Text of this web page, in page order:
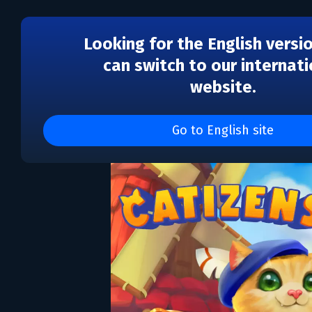
Looking for the English
can switch to our
website.
Go to English site
Catizens